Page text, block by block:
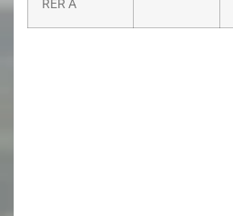
RER A